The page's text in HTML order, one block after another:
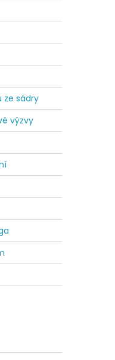
ze sádry
výzvy